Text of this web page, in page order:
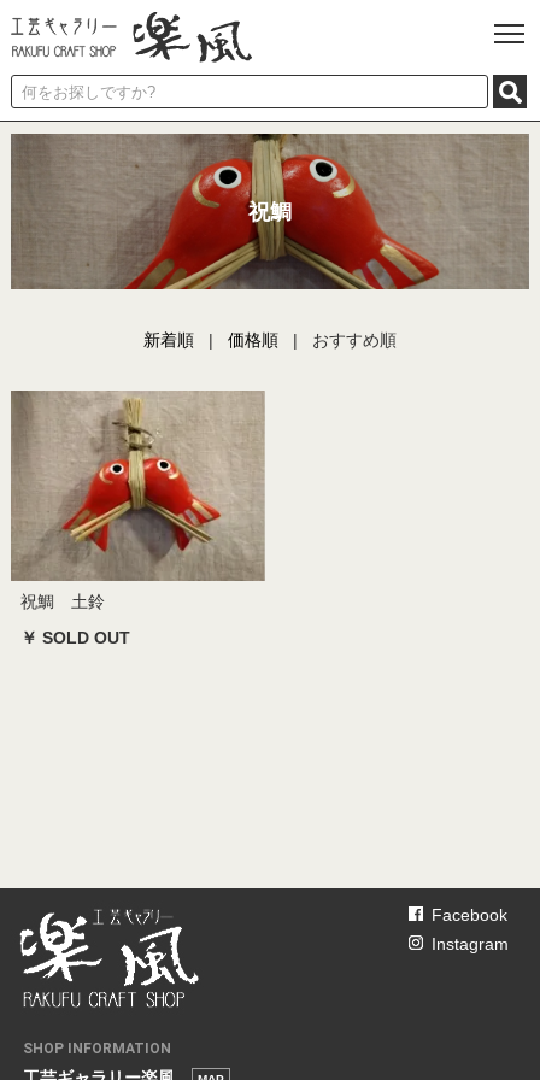
祝鯛
新着順| 価格順| おすすめ順
祝鯛 土鈴
￥ SOLD OUT
Facebook
Instagram
SHOP INFORMATION